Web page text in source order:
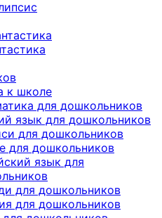
к школе
для дошкольников
язык для дошкольников
для дошкольников
для дошкольников
язык для
для дошкольников
для дошкольников